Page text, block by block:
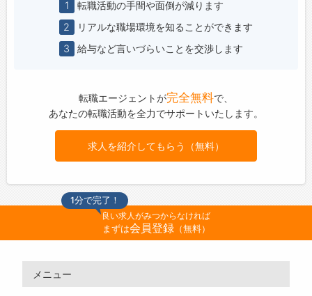
1
転職活動の手間や面倒が減ります
2
リアルな職場環境を知ることができます
3
給与など言いづらいことを交渉します
転職エージェントが完全無料で、
あなたの転職活動を全力でサポートいたします。
求人を紹介してもらう（無料）
1分で完了！
良い求人がみつからなければ
まずは会員登録（無料）
メニュー